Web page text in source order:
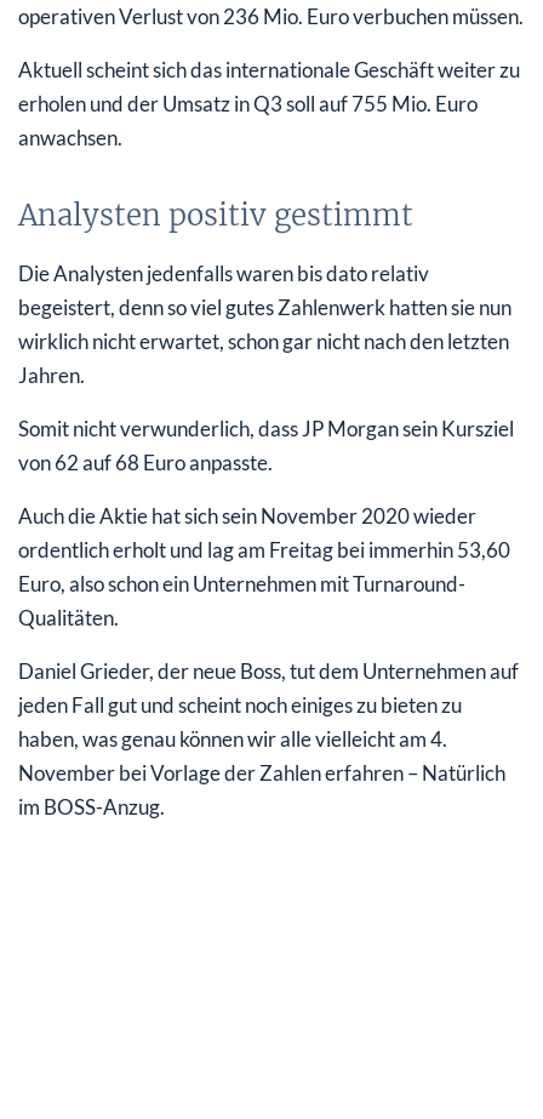
operativen Verlust von 236 Mio. Euro verbuchen müssen.
Aktuell scheint sich das internationale Geschäft weiter zu
erholen und der Umsatz in Q3 soll auf 755 Mio. Euro
anwachsen.
Analysten positiv gestimmt
Die Analysten jedenfalls waren bis dato relativ
begeistert, denn so viel gutes Zahlenwerk hatten sie nun
wirklich nicht erwartet, schon gar nicht nach den letzten
Jahren.
Somit nicht verwunderlich, dass JP Morgan sein Kursziel
von 62 auf 68 Euro anpasste.
Auch die Aktie hat sich sein November 2020 wieder
ordentlich erholt und lag am Freitag bei immerhin 53,60
Euro, also schon ein Unternehmen mit Turnaround-
Qualitäten.
Daniel Grieder, der neue Boss, tut dem Unternehmen auf
jeden Fall gut und scheint noch einiges zu bieten zu
haben, was genau können wir alle vielleicht am 4.
November bei Vorlage der Zahlen erfahren – Natürlich
im BOSS-Anzug.